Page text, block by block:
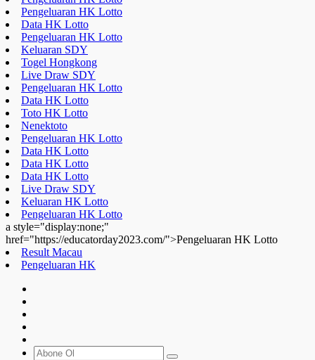
Pengeluaran HK Lotto
Data HK Lotto
Pengeluaran HK Lotto
Keluaran SDY
Togel Hongkong
Live Draw SDY
Pengeluaran HK Lotto
Data HK Lotto
Toto HK Lotto
Nenektoto
Pengeluaran HK Lotto
Data HK Lotto
Data HK Lotto
Data HK Lotto
Live Draw SDY
Keluaran HK Lotto
Pengeluaran HK Lotto
a style="display:none;"
href="https://educatorday2023.com/">Pengeluaran HK Lotto
Result Macau
Pengeluaran HK